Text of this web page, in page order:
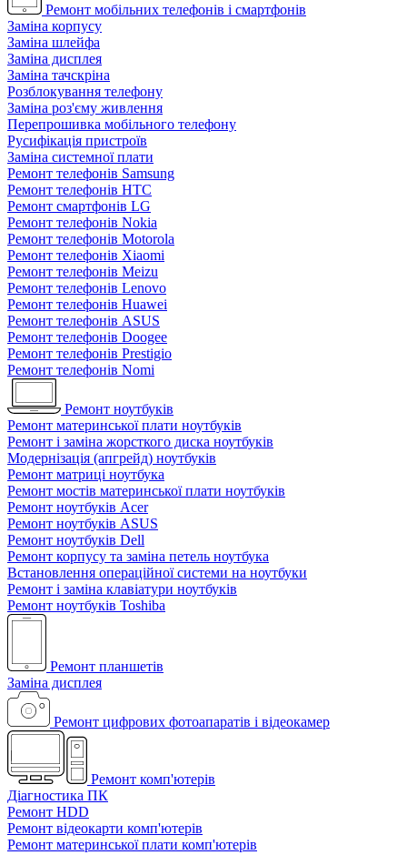
Ремонт мобільних телефонів і смартфонів
Заміна корпусу
Заміна шлейфа
Заміна дисплея
Заміна тачскріна
Розблокування телефону
Заміна роз'єму живлення
Перепрошивка мобільного телефону
Русифікація пристроїв
Заміна системної плати
Ремонт телефонів Samsung
Ремонт телефонів HTC
Ремонт смартфонів LG
Ремонт телефонів Nokia
Ремонт телефонів Motorola
Ремонт телефонів Xiaomi
Ремонт телефонів Meizu
Ремонт телефонів Lenovo
Ремонт телефонів Huawei
Ремонт телефонів ASUS
Ремонт телефонів Doogee
Ремонт телефонів Prestigio
Ремонт телефонів Nomi
Ремонт ноутбуків
Ремонт материнської плати ноутбуків
Ремонт і заміна жорсткого диска ноутбуків
Модернізація (апгрейд) ноутбуків
Ремонт матриці ноутбука
Ремонт мостів материнської плати ноутбуків
Ремонт ноутбуків Acer
Ремонт ноутбуків ASUS
Ремонт ноутбуків Dell
Ремонт корпусу та заміна петель ноутбука
Встановлення операційної системи на ноутбуки
Ремонт і заміна клавіатури ноутбуків
Ремонт ноутбуків Toshiba
Ремонт планшетів
Заміна дисплея
Ремонт цифрових фотоапаратів і відеокамер
Ремонт комп'ютерів
Діагностика ПК
Ремонт HDD
Ремонт відеокарти комп'ютерів
Ремонт материнської плати комп'ютерів